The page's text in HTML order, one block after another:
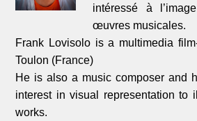
intéressé à
œuvres musicales.
Frank Lovisolo is a multimedia
Toulon (France)
He is also a music composer and
interest in visual representation to
works.